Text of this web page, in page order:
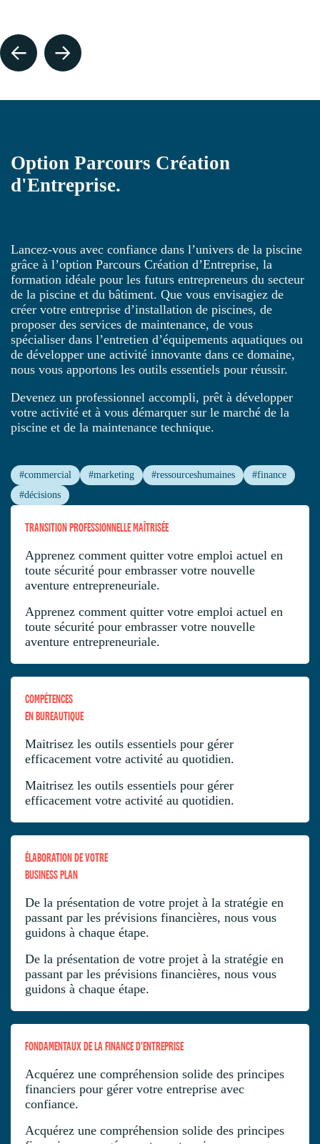
Option Parcours Création
d'Entreprise.
Lancez-vous avec confiance dans l’univers de la piscine
grâce à l’option Parcours Création d’Entreprise, la
formation idéale pour les futurs entrepreneurs du secteur
de la piscine et du bâtiment. Que vous envisagiez de
créer votre entreprise d’installation de piscines, de
proposer des services de maintenance, de vous
spécialiser dans l’entretien d’équipements aquatiques ou
de développer une activité innovante dans ce domaine,
nous vous apportons les outils essentiels pour réussir.
Devenez un professionnel accompli, prêt à développer
votre activité et à vous démarquer sur le marché de la
piscine et de la maintenance technique.
#commercial #marketing #ressourceshumaines
#finance
#décisions
TRANSITION PROFESSIONNELLE MAÎTRISÉE
Apprenez comment quitter votre emploi actuel en
toute sécurité pour embrasser votre nouvelle
aventure entrepreneuriale.
Apprenez comment quitter votre emploi actuel en
toute sécurité pour embrasser votre nouvelle
aventure entrepreneuriale.
COMPÉTENCES
EN BUREAUTIQUE
Maitrisez les outils essentiels pour gérer
efficacement votre activité au quotidien.
Maitrisez les outils essentiels pour gérer
efficacement votre activité au quotidien.
ÉLABORATION DE VOTRE
BUSINESS PLAN
De la présentation de votre projet à la stratégie en
passant par les prévisions financières, nous vous
guidons à chaque étape.
De la présentation de votre projet à la stratégie en
passant par les prévisions financières, nous vous
guidons à chaque étape.
FONDAMENTAUX DE LA FINANCE D'ENTREPRISE
Acquérez une compréhension solide des principes
financiers pour gérer votre entreprise avec
confiance.
Acquérez une compréhension solide des principes